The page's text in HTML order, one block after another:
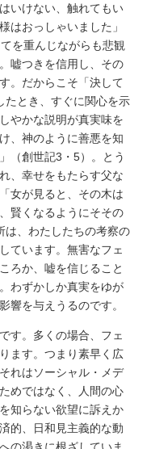
いけない、触れてもい
はおっしゃいました」
を重んじながらも悲観
嘘つきを信用し、その
。だからこそ「決して
たとき、すぐに関心を示
やかな説明が真実味を
、神のように善悪を知
（創世記3・5）。とう
、幸せをもたらす父な
女が見ると、その木は
賢くなるようにそその
は、わたしたちの考察の
ています。無害なフェ
ろか、嘘を信じること
わずかしか真実をゆが
響を与えうるのです。
す。多くの場合、フェ
ます。つまり素早く広
れはソーシャル・メデ
めではなく、人間の心
知らない欲望に訴えか
的、日和見主義的な動
の渇きに根ざしていま